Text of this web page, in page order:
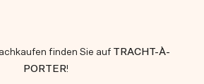
finden Sie auf TRACHT-À-
PORTER!